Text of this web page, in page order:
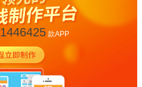
1446425款APP